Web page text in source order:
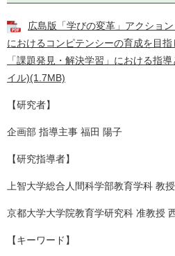
広島版「学びの変革」アクショ
におけるコンピテンシーの育成を目
「課題発見・解決学習」における指
イル)(1.7MB)
【研究者】
企画部 指導主事 福田 陽子
【研究指導者】
上智大学総合人間科学部教育学科 教
京都大学大学院教育学研究科 准教授
【キーワード】